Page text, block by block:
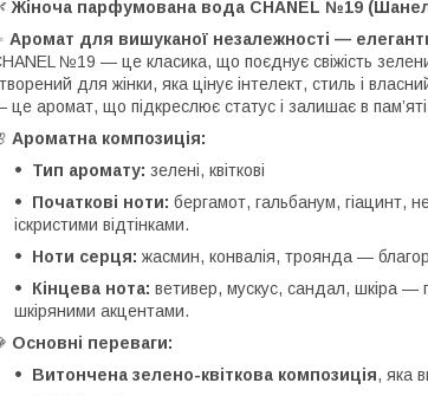
Жіноча парфумована вода CHANEL №19
Аромат для вишуканої незалежності —
№19 — це класика, що поєднує свіжість
для жінки, яка цінує інтелект, стиль і
це аромат, що підкреслює статус і залишає в
Ароматна композиція:
Тип аромату: зелені, квіткові
Початкові ноти: бергамот, гальбанум, гіацинт,
іскристими відтінками.
Ноти серця: жасмин, конвалія, троянда —
Кінцева нота: ветивер, мускус, сандал, шкіра —
шкіряними акцентами.
Основні переваги:
Витончена зелено-квіткова композиція, яка